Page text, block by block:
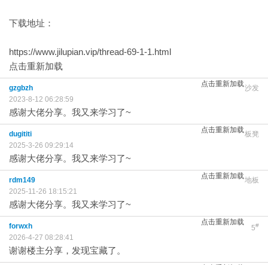
下载地址：
https://www.jilupian.vip/thread-69-1-1.html
点击重新加载
点击重新加载沙发
gzgbzh
2023-8-12 06:28:59
感谢大佬分享。我又来学习了~
点击重新加载板凳
dugititi
2025-3-26 09:29:14
感谢大佬分享。我又来学习了~
点击重新加载地板
rdm149
2025-11-26 18:15:21
感谢大佬分享。我又来学习了~
点击重新加载
5#
forwxh
2026-4-27 08:28:41
谢谢楼主分享，发现宝藏了。